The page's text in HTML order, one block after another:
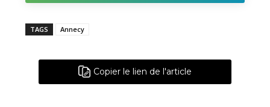
TAGS Annecy
Copier le lien de l'article